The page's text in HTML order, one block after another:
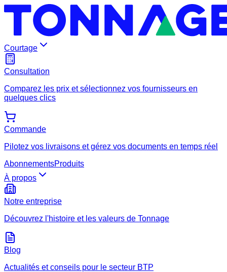
Courtage
Consultation
Comparez les prix et sélectionnez vos fournisseurs en
quelques clics
Commande
Pilotez vos livraisons et gérez vos documents en temps réel
AbonnementsProduits
À propos
Notre entreprise
Découvrez l'histoire et les valeurs de Tonnage
Blog
Actualités et conseils pour le secteur BTP